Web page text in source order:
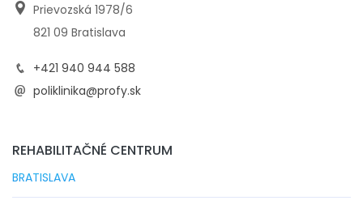
Prievozská 1978/6
821 09 Bratislava
+421 940 944 588
poliklinika@profy.sk
REHABILITAČNÉ CENTRUM
BRATISLAVA